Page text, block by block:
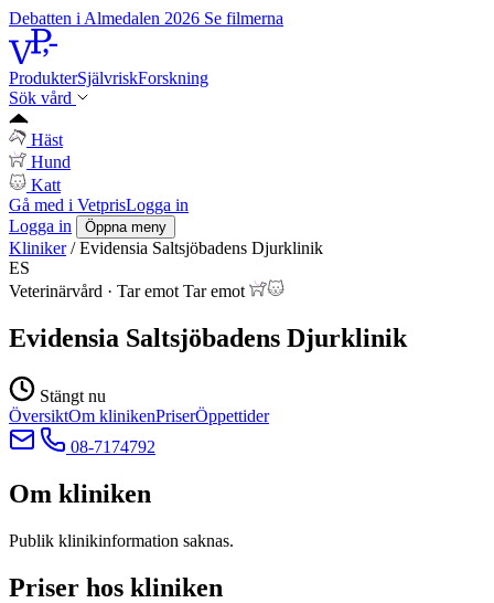
Debatten i Almedalen 2026 Se filmerna
ProdukterSjälvriskForskning
Sök vård
Häst
Hund
Katt
Gå med i VetprisLogga in
Logga in
Öppna meny
Kliniker / Evidensia Saltsjöbadens Djurklinik
ES
Veterinärvård · Tar emot Tar emot
Evidensia Saltsjöbadens Djurklinik
Stängt nu
ÖversiktOm klinikenPriserÖppettider
08-7174792
Om kliniken
Publik klinikinformation saknas.
Priser hos kliniken